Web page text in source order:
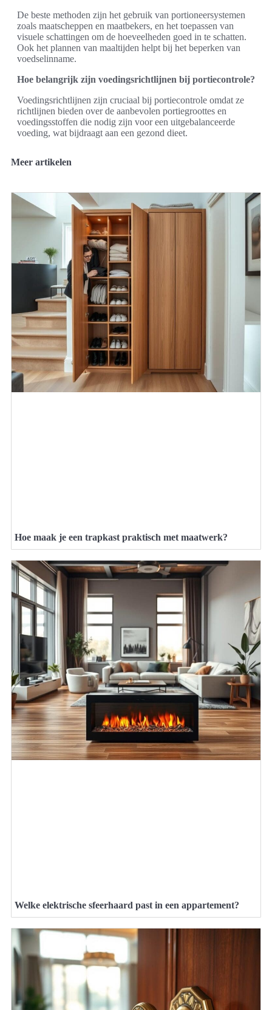
De beste methoden zijn het gebruik van portioneersystemen
zoals maatscheppen en maatbekers, en het toepassen van
visuele schattingen om de hoeveelheden goed in te schatten.
Ook het plannen van maaltijden helpt bij het beperken van
voedselinname.
Hoe belangrijk zijn voedingsrichtlijnen bij portiecontrole?
Voedingsrichtlijnen zijn cruciaal bij portiecontrole omdat ze
richtlijnen bieden over de aanbevolen portiegroottes en
voedingsstoffen die nodig zijn voor een uitgebalanceerde
voeding, wat bijdraagt aan een gezond dieet.
Meer artikelen
Hoe maak je een trapkast praktisch met maatwerk?
Welke elektrische sfeerhaard past in een appartement?